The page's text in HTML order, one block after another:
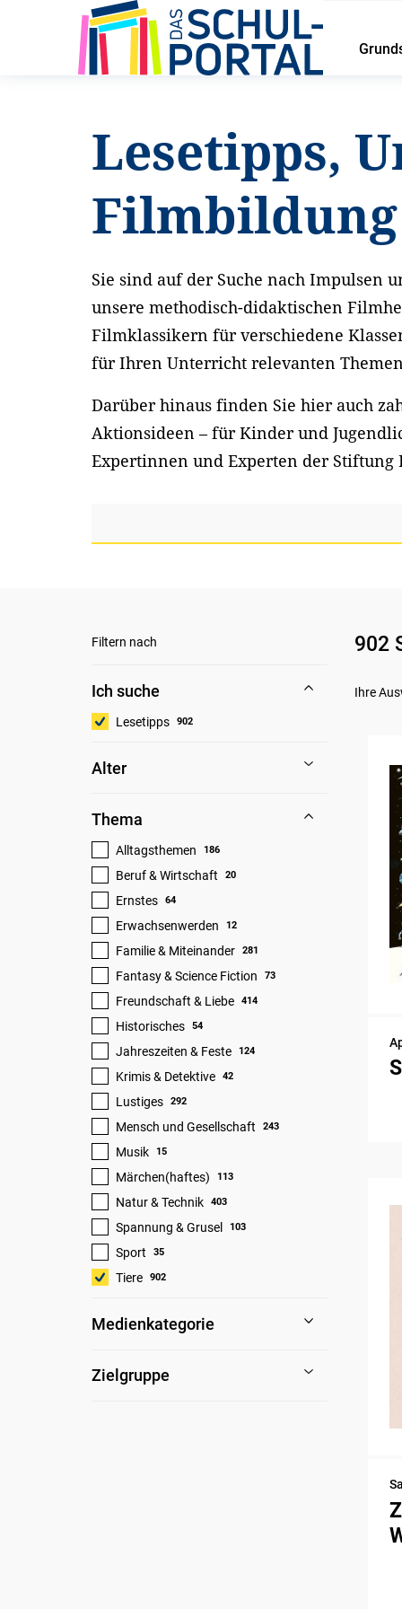
Startseite Service Lesetipps und Unterrichtsideen
Lesetipps,
Sie sind auf der Suche nach Impulsen
unsere methodisch-didaktischen
Filmklassikern für verschiedene
für Ihren Unterricht relevanten
Darüber hinaus finden Sie hier auch
Aktionsideen – für Kinder und
Expertinnen und Experten der Stiftung
Filtern nach
Ich suche
Lesetipps 902
Alter
Thema
Alltagsthemen 186
Beruf & Wirtschaft 20
Ernstes 64
Erwachsenwerden 12
Familie & Miteinander 281
Fantasy & Science Fiction 73
Freundschaft & Liebe 414
Historisches 54
Jahreszeiten & Feste 124
Krimis & Detektive 42
Lustiges 292
Mensch und Gesellschaft 243
Musik 15
Märchen(haftes) 113
Natur & Technik 403
Spannung & Grusel 103
Sport 35
Tiere 902
Medienkategorie
Zielgruppe
902
Ihre